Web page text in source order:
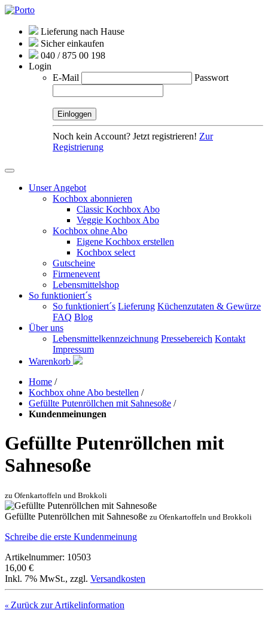
Lieferung nach Hause
Sicher einkaufen
040 / 875 00 198
Login
E-Mail
Passwort
Noch kein Account? Jetzt registrieren! Zur
Registrierung
Unser Angebot
Kochbox abonnieren
Classic Kochbox Abo
Veggie Kochbox Abo
Kochbox ohne Abo
Eigene Kochbox erstellen
Kochbox select
Gutscheine
Firmenevent
Lebensmittelshop
So funktioniert´s
So funktioniert´s Lieferung Küchenzutaten & Gewürze
FAQ Blog
Über uns
Lebensmittelkennzeichnung Pressebereich Kontakt
Impressum
Warenkorb
Home /
Kochbox ohne Abo bestellen /
Gefüllte Putenröllchen mit Sahnesoße /
Kundenmeinungen
Gefüllte Putenröllchen mit
Sahnesoße
zu Ofenkartoffeln und Brokkoli
Gefüllte Putenröllchen mit Sahnesoße zu Ofenkartoffeln und Brokkoli
Schreibe die erste Kundenmeinung
Artikelnummer: 10503
16,00 €
Inkl. 7% MwSt., zzgl. Versandkosten
« Zurück zur Artikelinformation